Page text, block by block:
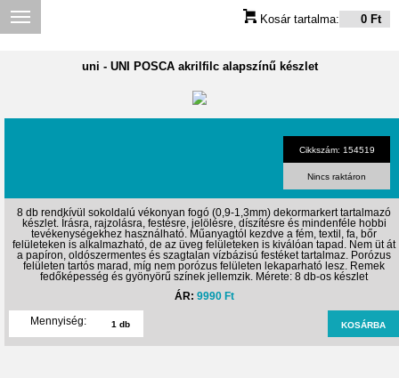
Kosár tartalma: 0 Ft
uni - UNI POSCA akrilfilc alapszínű készlet
Cikkszám: 154519
Nincs raktáron
8 db rendkívül sokoldalú vékonyan fogó (0,9-1,3mm) dekormarkert tartalmazó
készlet. Írásra, rajzolásra, festésre, jelölésre, díszítésre és mindenféle hobbi
tevékenységekhez használható. Műanyagtól kezdve a fém, textil, fa, bőr
felületeken is alkalmazható, de az üveg felületeken is kiválóan tapad. Nem üt át
a papíron, oldószermentes és szagtalan vízbázisú festéket tartalmaz. Porózus
felületen tartós marad, míg nem porózus felületen lekaparható lesz. Remek
fedőképesség és gyönyörű színek jellemzik. Mérete: 8 db-os készlet
ÁR: 9990 Ft
Mennyiség: